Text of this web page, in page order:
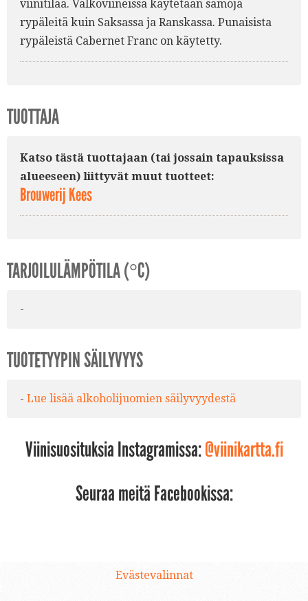
viinitilaa. Valkoviineissä käytetään samoja
rypäleitä kuin Saksassa ja Ranskassa. Punaisista
rypäleistä Cabernet Franc on käytetty.
TUOTTAJA
Katso tästä tuottajaan (tai jossain tapauksissa
alueeseen) liittyvät muut tuotteet:
Brouwerij Kees
TARJOILULÄMPÖTILA (°C)
-
TUOTETYYPIN SÄILYVYYS
- Lue lisää alkoholijuomien säilyvyydestä
Viinisuosituksia Instagramissa:@viinikartta.fi
Seuraa meitä Facebookissa:
Evästevalinnat